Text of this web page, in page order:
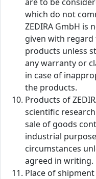
which do not
ZEDIRA GmbH
given with
products unless
any warranty or
in case of
the products.
Products of
scientific
sale of goods
industrial
circumstances
agreed in writing.
Place of